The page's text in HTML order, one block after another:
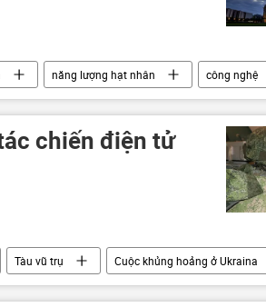
năng lượng hạt nhân
công nghệ
chiến điện tử
Tàu vũ trụ Cuộc khủng hoảng ở Ukraina